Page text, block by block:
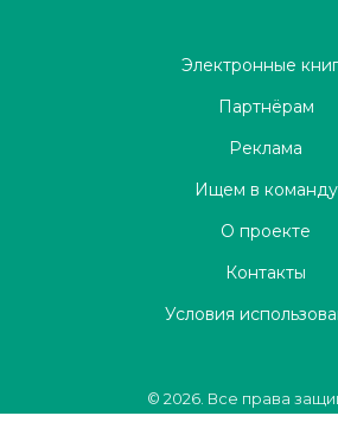
Электронные
Партнёрам
Реклама
Ищем в команду
О проекте
Контакты
Условия
© 2026. Все права